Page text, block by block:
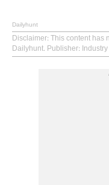
Dailyhunt
Disclaimer: This content has
Dailyhunt. Publisher: